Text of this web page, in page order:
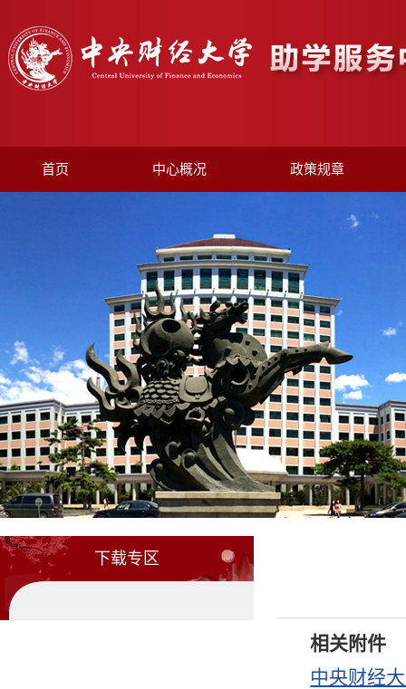
首页 中心概况 政策规章
下载专区
相关附件
中央财经